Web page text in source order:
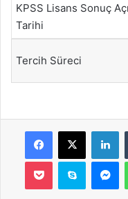
KPSS Lisans Sonuç
Tarihi
Tercih Süreci
Facebook
X
Pocket Skype